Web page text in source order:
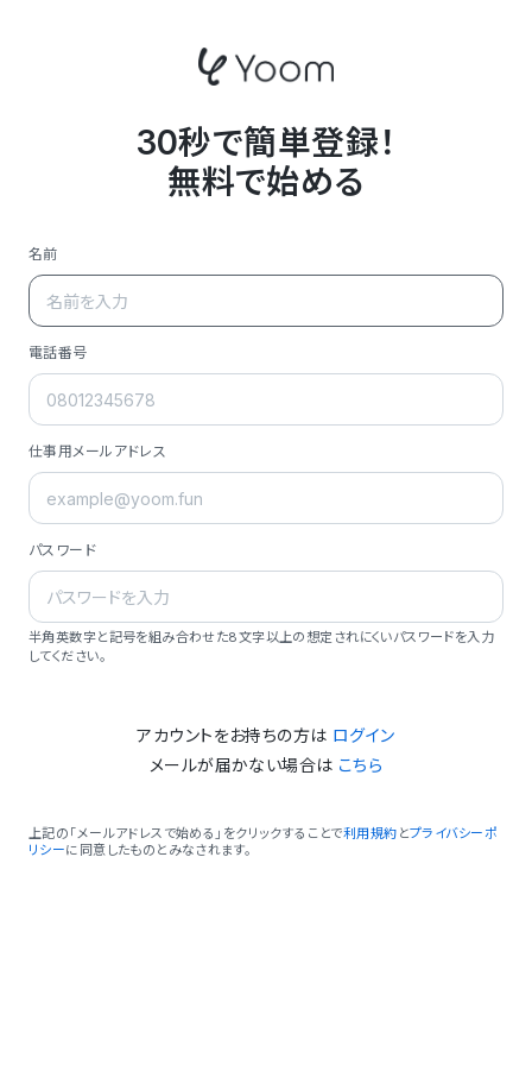
30秒で簡単登録！
無料で始める
名前
電話番号
仕事用メールアドレス
パスワード
半角英数字と記号を組み合わせた8文字以上の想定されにくいパスワードを入力
してください。
アカウントをお持ちの方は ログイン
メールが届かない場合は こちら
上記の「メールアドレスで始める」をクリックすることで利用規約 とプライバシーポ
リシーに同意したものとみなされます。